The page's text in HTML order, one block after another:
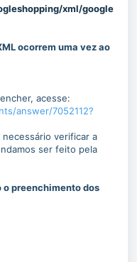
xml/google
ocorrem uma vez ao
acesse:
answer/7052112?
verificar a
ser feito pela
o preenchimento dos